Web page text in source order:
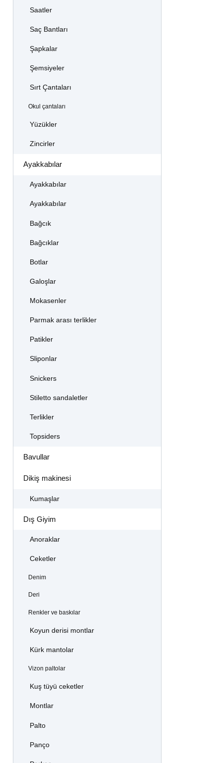
Saatler
Saç Bantları
Şapkalar
Şemsiyeler
Sırt Çantaları
Okul çantaları
Yüzükler
Zincirler
Ayakkabılar
Ayakkabılar
Ayakkabılar
Bağcık
Bağcıklar
Botlar
Galoşlar
Mokasenler
Parmak arası terlikler
Patikler
Sliponlar
Snickers
Stiletto sandaletler
Terlikler
Topsiders
Bavullar
Dikiş makinesi
Kumaşlar
Dış Giyim
Anoraklar
Ceketler
Denim
Deri
Renkler ve baskılar
Koyun derisi montlar
Kürk mantolar
Vizon paltolar
Kuş tüyü ceketler
Montlar
Palto
Panço